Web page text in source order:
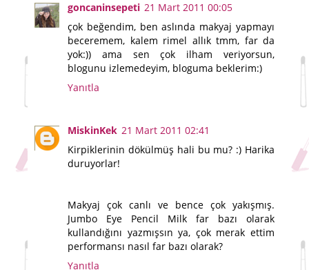
goncaninsepeti 21 Mart 2011 00:05
çok beğendim, ben aslında makyaj yapmayı
beceremem, kalem rimel allık tmm, far da
yok:)) ama sen çok ilham veriyorsun,
blogunu izlemedeyim, bloguma beklerim:)
Yanıtla
MiskinKek 21 Mart 2011 02:41
Kirpiklerinin dökülmüş hali bu mu? :) Harika
duruyorlar!
Makyaj çok canlı ve bence çok yakışmış.
Jumbo Eye Pencil Milk far bazı olarak
kullandığını yazmışsın ya, çok merak ettim
performansı nasıl far bazı olarak?
Yanıtla